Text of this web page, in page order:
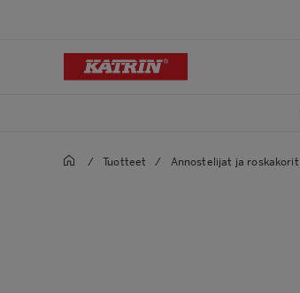
/ Tuotteet / Annostelijat ja roskakorit